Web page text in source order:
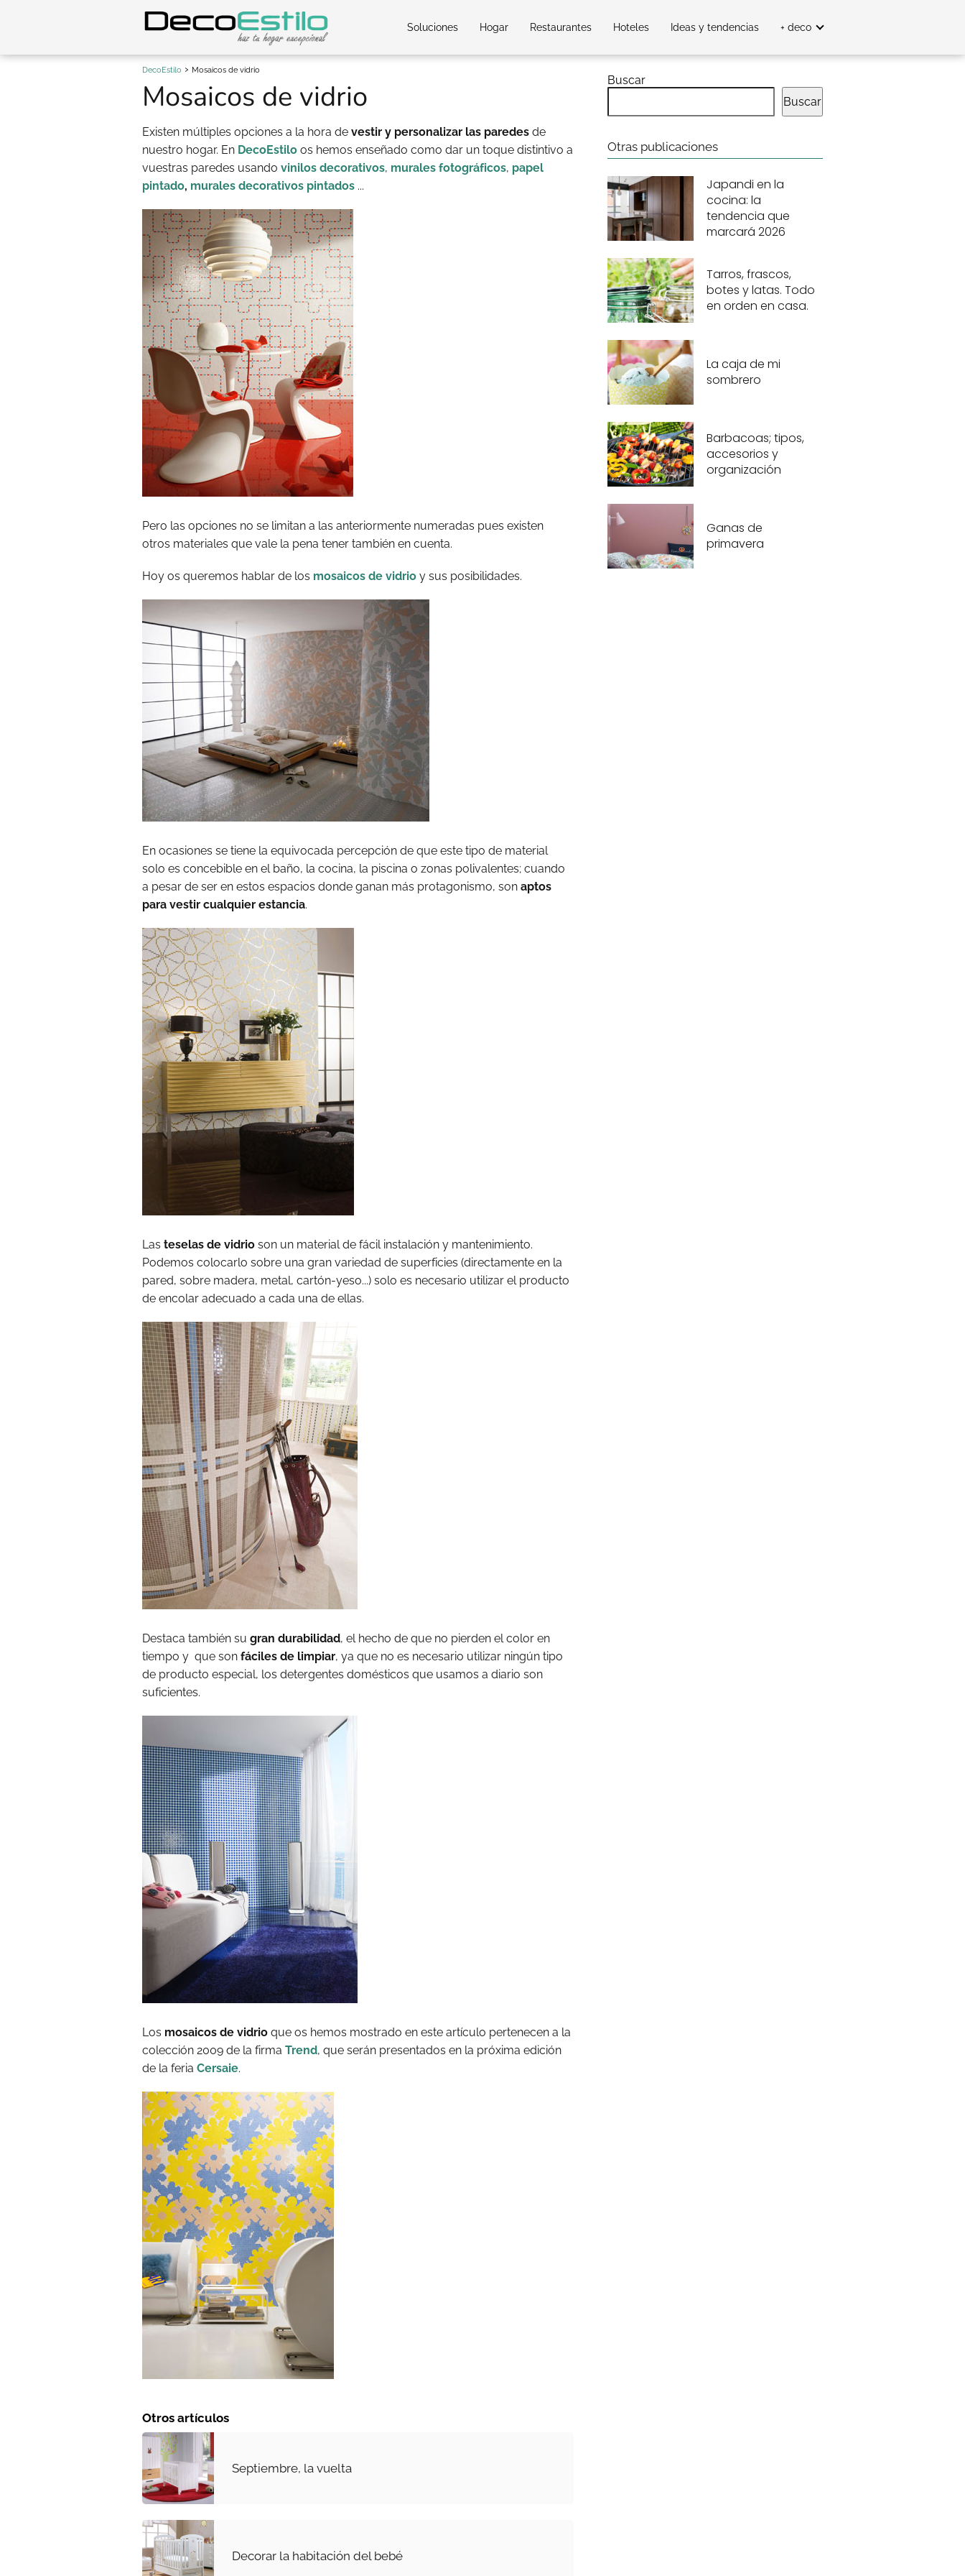
Soluciones Hogar Restaurantes Hoteles Ideas y tendencias + deco
DecoEstilo Mosaicos de vidrio
Mosaicos de vidrio
Existen múltiples opciones a la hora de vestir y personalizar las paredes de
nuestro hogar. En DecoEstilo os hemos enseñado como dar un toque distintivo a
vuestras paredes usando vinilos decorativos, murales fotográficos, papel
pintado, murales decorativos pintados ...
Pero las opciones no se limitan a las anteriormente numeradas pues existen
otros materiales que vale la pena tener también en cuenta.
Hoy os queremos hablar de los mosaicos de vidrio y sus posibilidades.
En ocasiones se tiene la equivocada percepción de que este tipo de material
solo es concebible en el baño, la cocina, la piscina o zonas polivalentes; cuando
a pesar de ser en estos espacios donde ganan más protagonismo, son aptos
para vestir cualquier estancia.
Las teselas de vidrio son un material de fácil instalación y mantenimiento.
Podemos colocarlo sobre una gran variedad de superficies (directamente en la
pared, sobre madera, metal, cartón-yeso...) solo es necesario utilizar el producto
de encolar adecuado a cada una de ellas.
Destaca también su gran durabilidad, el hecho de que no pierden el color en
tiempo y que son fáciles de limpiar, ya que no es necesario utilizar ningún tipo
de producto especial, los detergentes domésticos que usamos a diario son
suficientes.
Los mosaicos de vidrio que os hemos mostrado en este artículo pertenecen a la
colección 2009 de la firma Trend, que serán presentados en la próxima edición
de la feria Cersaie.
Otros artículos
Septiembre, la vuelta
Decorar la habitación del bebé
Buscar
Buscar
Otras publicaciones
Japandi en la
cocina: la
tendencia que
marcará 2026
Tarros, frascos,
botes y latas. Todo
en orden en casa.
La caja de mi
sombrero
Barbacoas; tipos,
accesorios y
organización
Ganas de
primavera